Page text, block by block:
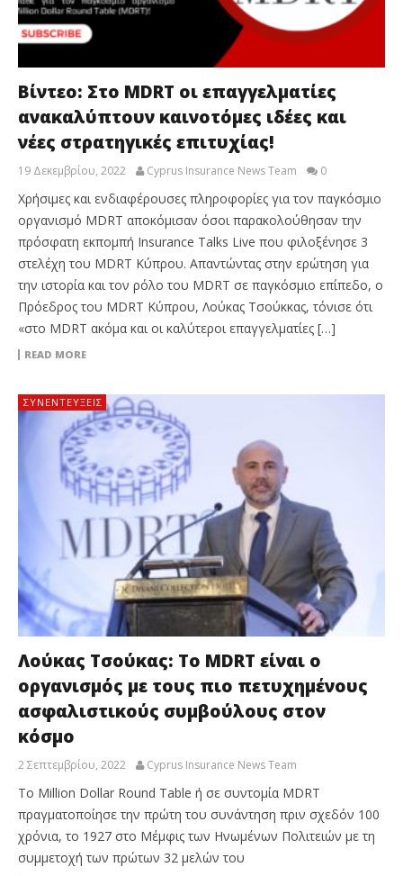
Βίντεο: Στο MDRT οι επαγγελματίες
ανακαλύπτουν καινοτόμες ιδέες και
νέες στρατηγικές επιτυχίας!
19 Δεκεμβρίου, 2022 Cyprus Insurance News Team 0
Χρήσιμες και ενδιαφέρουσες πληροφορίες για τον παγκόσμιο
οργανισμό MDRT αποκόμισαν όσοι παρακολούθησαν την
πρόσφατη εκπομπή Insurance Talks Live που φιλοξένησε 3
στελέχη του MDRT Κύπρου. Απαντώντας στην ερώτηση για
την ιστορία και τον ρόλο του MDRT σε παγκόσμιο επίπεδο, ο
Πρόεδρος του MDRT Κύπρου, Λούκας Τσούκκας, τόνισε ότι
«στο MDRT ακόμα και οι καλύτεροι επαγγελματίες […]
READ MORE
ΣΥΝΕΝΤΕΎΞΕΙΣ
Λούκας Τσούκας: To MDRT είναι ο
οργανισμός με τους πιο πετυχημένους
ασφαλιστικούς συμβούλους στον
κόσμο
2 Σεπτεμβρίου, 2022 Cyprus Insurance News Team
Το Million Dollar Round Table ή σε συντομία MDRT
πραγματοποίησε την πρώτη του συνάντηση πριν σχεδόν 100
χρόνια, το 1927 στο Μέμφις των Ηνωμένων Πολιτειών με τη
συμμετοχή των πρώτων 32 μελών του